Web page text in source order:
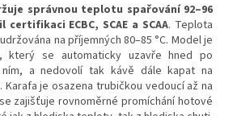
správnou teplotu spařování 92–96
ECBC, SCAE a SCAA. Teplota
na příjemných 80–85 °C. Model je
který se automaticky uzavře hned po
a nedovolí tak kávě dále kapat na
je osazena trubičkou vedoucí až na
zajišťuje rovnoměrné promíchání hotové